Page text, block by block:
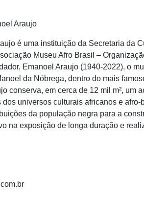
Araujo
é uma instituição da Secretaria da
Museu Afro Brasil –
Emanoel Araujo (1940-2022), o
da Nóbrega, dentro do mais
conserva, em cerca de 12 mil m², um
universos culturais africanos e
da população negra para a
na exposição de longa duração e